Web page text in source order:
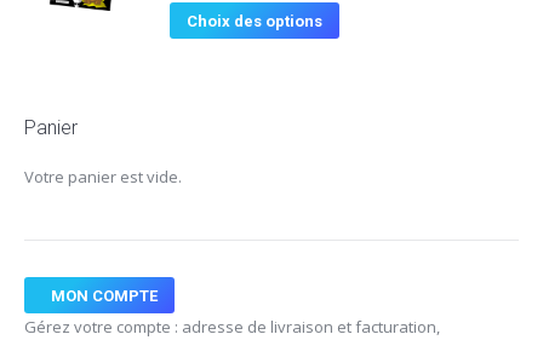
Choix des options
Panier
Votre panier est vide.
MON COMPTE
Gérez votre compte : adresse de livraison et facturation,